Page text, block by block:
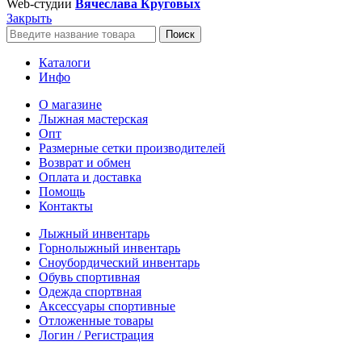
Web-студии Вячеслава Круговых
Закрыть
Поиск
Каталоги
Инфо
О магазине
Лыжная мастерская
Опт
Размерные сетки производителей
Возврат и обмен
Оплата и доставка
Помощь
Контакты
Лыжный инвентарь
Горнолыжный инвентарь
Сноубордический инвентарь
Обувь спортивная
Одежда спортвная
Аксессуары спортивные
Отложенные товары
Логин / Регистрация